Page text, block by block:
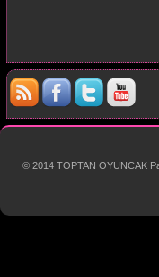
© 2014 TOPTAN OYUNCAK